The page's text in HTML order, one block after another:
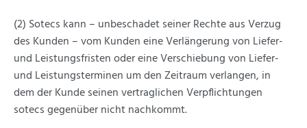
(2) Sotecs kann – unbeschadet seiner Rechte aus Verzug
des Kunden – vom Kunden eine Verlängerung von Liefer-
und Leistungsfristen oder eine Verschiebung von Liefer-
und Leistungsterminen um den Zeitraum verlangen, in
dem der Kunde seinen vertraglichen Verpflichtungen
sotecs gegenüber nicht nachkommt.